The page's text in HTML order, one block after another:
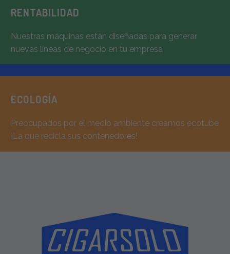
RENTABILIDAD
Nuestras máquinas están diseñadas para generar
nuevas líneas de negocio en tu empresa
ECOLOGÍA
Preocupados por el medio ambiente creamos ecotube
¡La que recicla sus contenedores!